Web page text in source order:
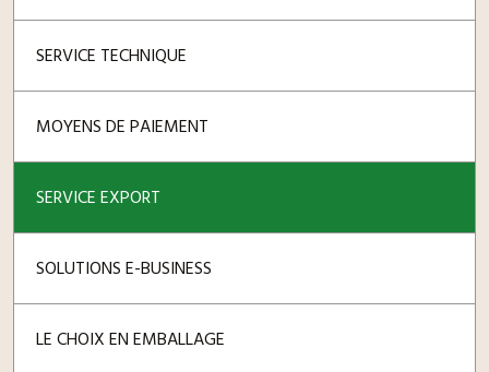
SERVICE TECHNIQUE
MOYENS DE PAIEMENT
SERVICE EXPORT
SOLUTIONS E-BUSINESS
LE CHOIX EN EMBALLAGE